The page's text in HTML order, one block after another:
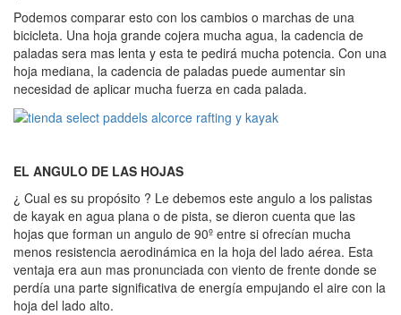
Podemos comparar esto con los cambios o marchas de una
bicicleta. Una hoja grande cojera mucha agua, la cadencia de
paladas sera mas lenta y esta te pedirá mucha potencia. Con una
hoja mediana, la cadencia de paladas puede aumentar sin
necesidad de aplicar mucha fuerza en cada palada.
EL ANGULO DE LAS HOJAS
¿ Cual es su propósito ? Le debemos este angulo a los palistas
de kayak en agua plana o de pista, se dieron cuenta que las
hojas que forman un angulo de 90º entre si ofrecían mucha
menos resistencia aerodinámica en la hoja del lado aérea. Esta
ventaja era aun mas pronunciada con viento de frente donde se
perdía una parte significativa de energía empujando el aire con la
hoja del lado alto.